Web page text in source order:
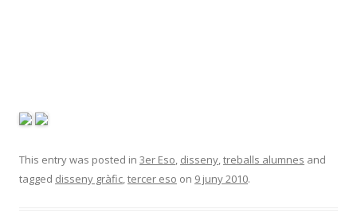
This entry was posted in 3er Eso, disseny,treballs alumnes and
tagged disseny gràfic,tercer eso on 9 juny 2010.